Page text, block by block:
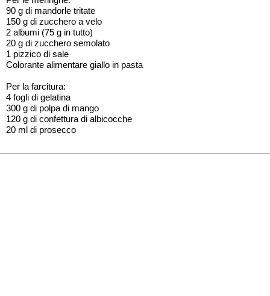
90 g di mandorle tritate
150 g di zucchero a velo
2 albumi (75 g in tutto)
20 g di zucchero semolato
1 pizzico di sale
Colorante alimentare giallo in pasta
Per la farcitura:
4 fogli di gelatina
300 g di polpa di mango
120 g di confettura di albicocche
20 ml di prosecco